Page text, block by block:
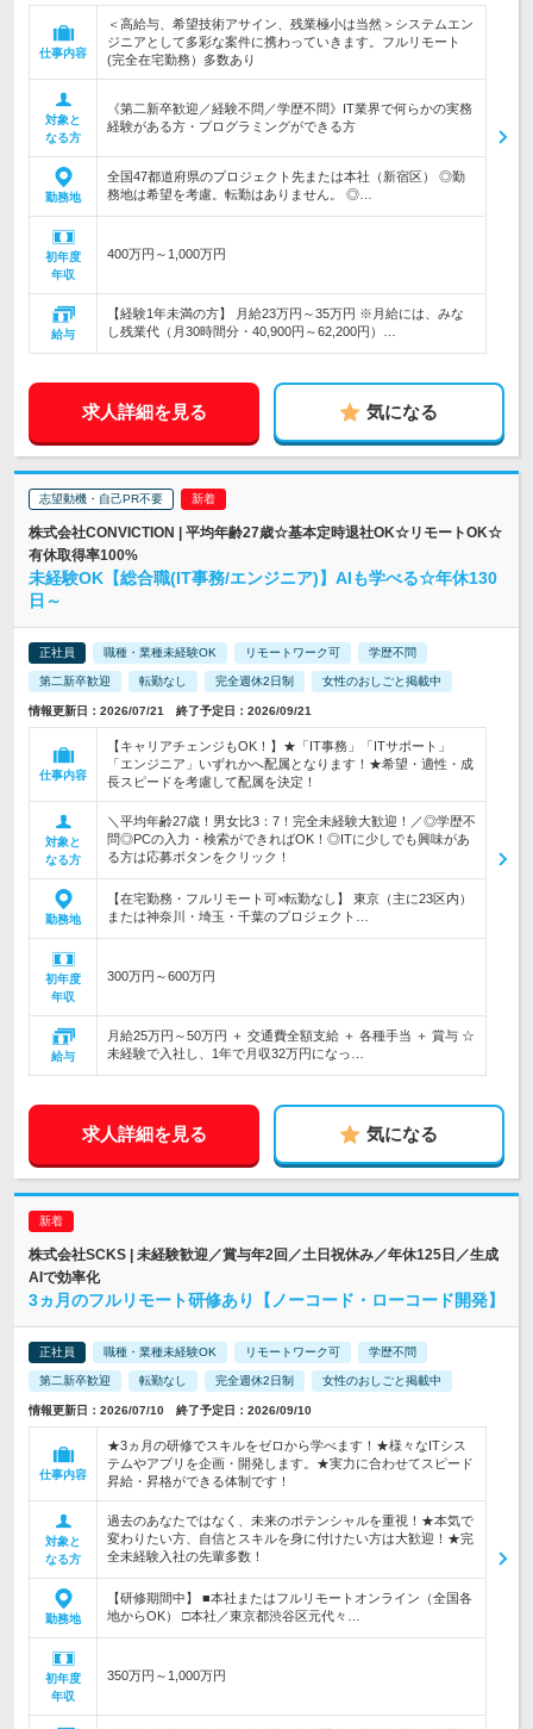
仕事内容
＜高給与、希望技術アサイン、残業極小は当然＞システムエン
ジニアとして多彩な案件に携わっていきます。フルリモート
(完全在宅勤務）多数あり
対象と
なる方
《第二新卒歓迎／経験不問／学歴不問》IT業界で何らかの実務
経験がある方・プログラミングができる方
勤務地
全国47都道府県のプロジェクト先または本社（新宿区） ◎勤
務地は希望を考慮。転勤はありません。 ◎…
初年度
年収
400万円～1,000万円
給与
【経験1年未満の方】 月給23万円～35万円 ※月給には、みな
し残業代（月30時間分・40,900円～62,200円）…
求人詳細を見る 気になる
志望動機・自己PR不要
株式会社CONVICTION | 平均年齢27歳☆基本定時退社OK☆リモートOK☆
有休取得率100%
未経験OK【総合職(IT事務/エンジニア)】AIも学べる☆年休130
日～
正社員 職種・業種未経験OK リモートワーク可 学歴不問
第二新卒歓迎 転勤なし 完全週休2日制 女性のおしごと掲載中
情報更新日：2026/07/21 終了予定日：2026/09/21
仕事内容
【キャリアチェンジもOK！】★「IT事務」「ITサポート」
「エンジニア」いずれかへ配属となります！★希望・適性・成
長スピードを考慮して配属を決定！
対象と
なる方
＼平均年齢27歳！男女比3：7！完全未経験大歓迎！／◎学歴不
問◎PCの入力・検索ができればOK！◎ITに少しでも興味があ
る方は応募ボタンをクリック！
勤務地
【在宅勤務・フルリモート可×転勤なし】 東京（主に23区内）
または神奈川・埼玉・千葉のプロジェクト…
初年度
年収
300万円～600万円
給与
月給25万円～50万円 ＋ 交通費全額支給 ＋ 各種手当 ＋ 賞与 ☆
未経験で入社し、1年で月収32万円になっ…
求人詳細を見る 気になる
株式会社SCKS | 未経験歓迎／賞与年2回／土日祝休み／年休125日／生成
AIで効率化
3ヵ月のフルリモート研修あり【ノーコード・ローコード開発】
正社員 職種・業種未経験OK リモートワーク可 学歴不問
第二新卒歓迎 転勤なし 完全週休2日制 女性のおしごと掲載中
情報更新日：2026/07/10 終了予定日：2026/09/10
仕事内容
★3ヵ月の研修でスキルをゼロから学べます！★様々なITシス
テムやアプリを企画・開発します。★実力に合わせてスピード
昇給・昇格ができる体制です！
対象と
なる方
過去のあなたではなく、未来のポテンシャルを重視！★本気で
変わりたい方、自信とスキルを身に付けたい方は大歓迎！★完
全未経験入社の先輩多数！
勤務地
【研修期間中】 ■本社またはフルリモートオンライン（全国各
地からOK） □本社／東京都渋谷区元代々…
初年度
年収
350万円～1,000万円